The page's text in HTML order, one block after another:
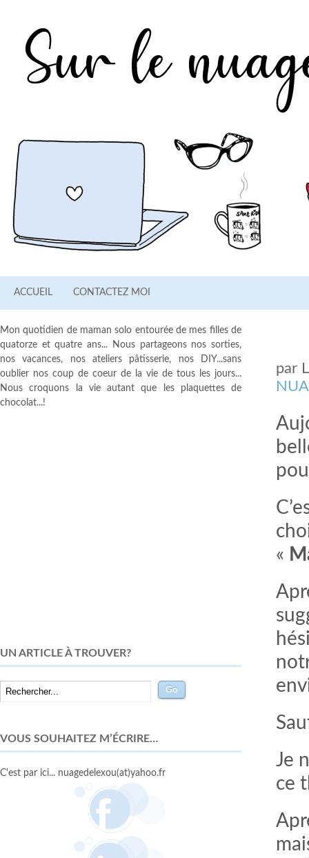
ACCUEIL CONTACTEZ MOI
par
«
Je
ce
Mon quotidien de maman solo entourée de mes filles de
quatorze et quatre ans... Nous partageons nos sorties,
nos vacances, nos ateliers pâtisserie, nos DIY...sans
oublier nos coup de coeur de la vie de tous les jours...
Nous croquons la vie autant que les plaquettes de
chocolat...!
UN ARTICLE À TROUVER?
VOUS SOUHAITEZ M’ÉCRIRE…
C'est par ici... nuagedelexou(at)yahoo.fr